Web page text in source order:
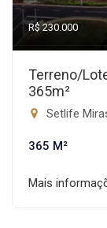
R$ 230.000
Terreno/
365m²
Setlife
365 M²
Mais